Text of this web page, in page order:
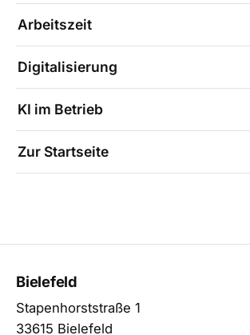
Arbeitszeit
Digitalisierung
KI im Betrieb
Zur Startseite
Bielefeld
Stapenhorststraße 1
33615 Bielefeld